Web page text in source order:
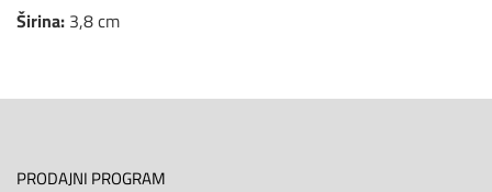
Širina: 3,8 cm
PRODAJNI PROGRAM